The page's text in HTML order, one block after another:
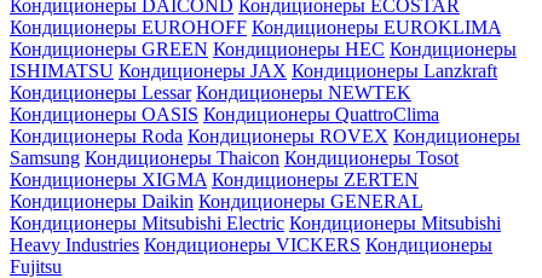
Кондиционеры DAICOND Кондиционеры ECOSTAR
Кондиционеры EUROHOFF Кондиционеры EUROKLIMA
Кондиционеры GREEN Кондиционеры HEC Кондиционеры
ISHIMATSU Кондиционеры JAX Кондиционеры Lanzkraft
Кондиционеры Lessar Кондиционеры NEWTEK
Кондиционеры OASIS Кондиционеры QuattroClima
Кондиционеры Roda Кондиционеры ROVEX Кондиционеры
Samsung Кондиционеры Thaicon Кондиционеры Tosot
Кондиционеры XIGMA Кондиционеры ZERTEN
Кондиционеры Daikin Кондиционеры GENERAL
Кондиционеры Mitsubishi Electric Кондиционеры Mitsubishi
Heavy Industries Кондиционеры VICKERS Кондиционеры
Fujitsu